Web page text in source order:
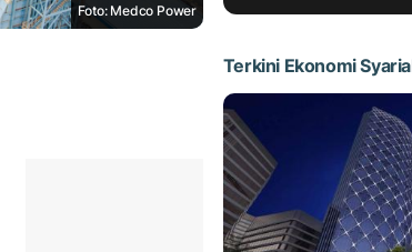
Foto: Medco Power
Terkini Ekonomi